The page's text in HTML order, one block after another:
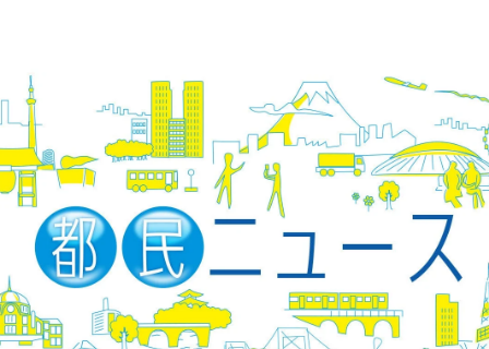
イベント・グッズ
YouTube
会社情報